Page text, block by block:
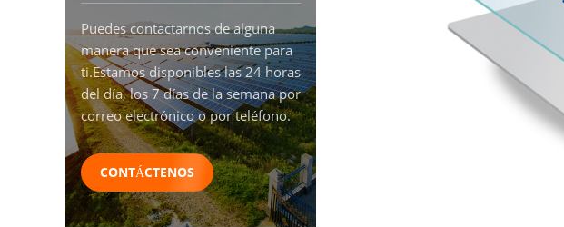
Puedes contactarnos de alguna
manera que sea conveniente para
ti.Estamos disponibles las 24 horas
del día, los 7 días de la semana por
correo electrónico o por teléfono.
CONTÁCTENOS